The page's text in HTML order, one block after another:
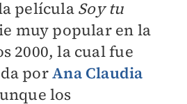
película Soy tu
muy popular en la
2000, la cual fue
porAna Claudia
los